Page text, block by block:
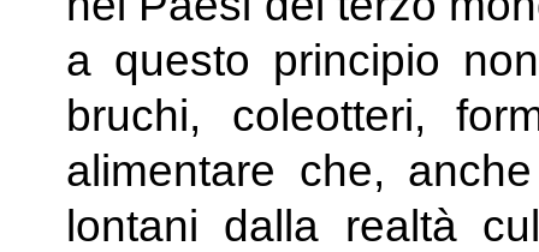
a questo principio
bruchi, coleotteri,
alimentare che,
lontani dalla realtà